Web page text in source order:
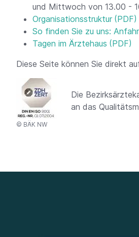
und Mittwoch von 13.00 -
Organisationsstruktur
So finden Sie zu uns:
Tagen im Ärztehaus
Diese Seite können Sie direkt
© BÄK NW
Die
an das